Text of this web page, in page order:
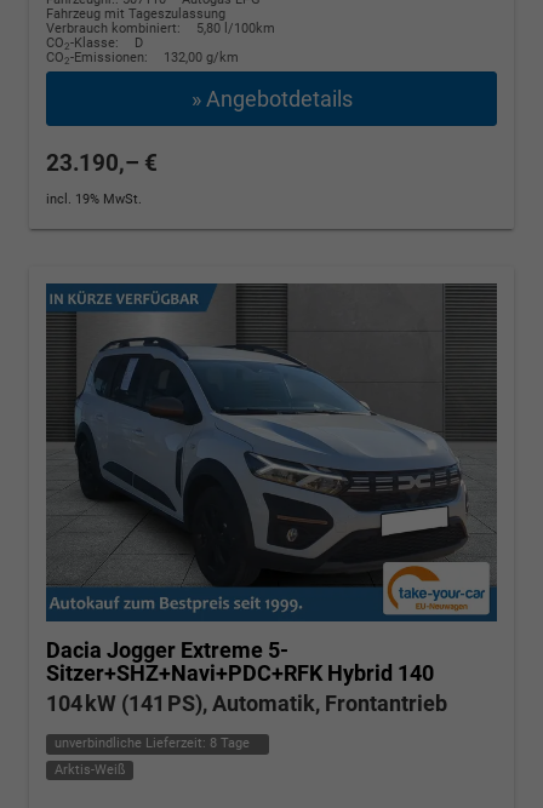
Fahrzeug mit Tageszulassung
Verbrauch kombiniert:
5,80 l/100km
CO2-Klasse:
D
CO2-Emissionen: 132,00 g/km
» Angebotdetails
23.190,– €
incl. 19% MwSt.
Dacia Jogger Extreme 5-
Sitzer+SHZ+Navi+PDC+RFK Hybrid 140
104 kW (141 PS), Automatik, Frontantrieb
unverbindliche Lieferzeit: 8 Tage
Arktis-Weiß